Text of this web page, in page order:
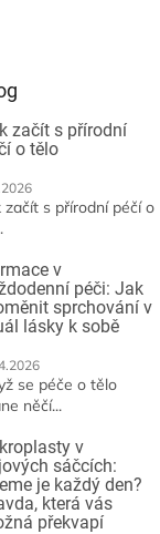
začít s přírodní
o tělo
začít s přírodní péčí o
v
péči: Jak
sprchování v
lásky k sobě
se péče o tělo
něčí...
v
sáčcích:
je každý den?
která vás
překvapí